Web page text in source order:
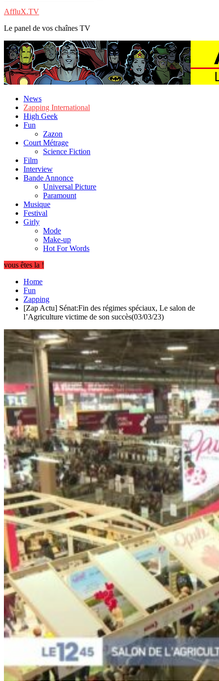
AffluX.TV
Le panel de vos chaînes TV
News
Zapping International
High Geek
Fun
Zazon
Court Métrage
Science Fiction
Film
Interview
Bande Annonce
Universal Picture
Paramount
Musique
Festival
Girly
Mode
Make-up
Hot For Words
vous êtes la !
Home
Fun
Zapping
[Zap Actu] Sénat:Fin des régimes spéciaux, Le salon de
l’Agriculture victime de son succès(03/03/23)